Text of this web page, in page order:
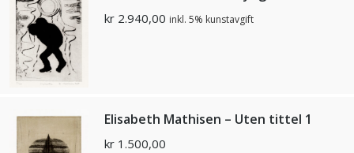
kr 2.940,00 inkl. 5% kunstavgift
Elisabeth Mathisen – Uten tittel 1
kr 1.500,00